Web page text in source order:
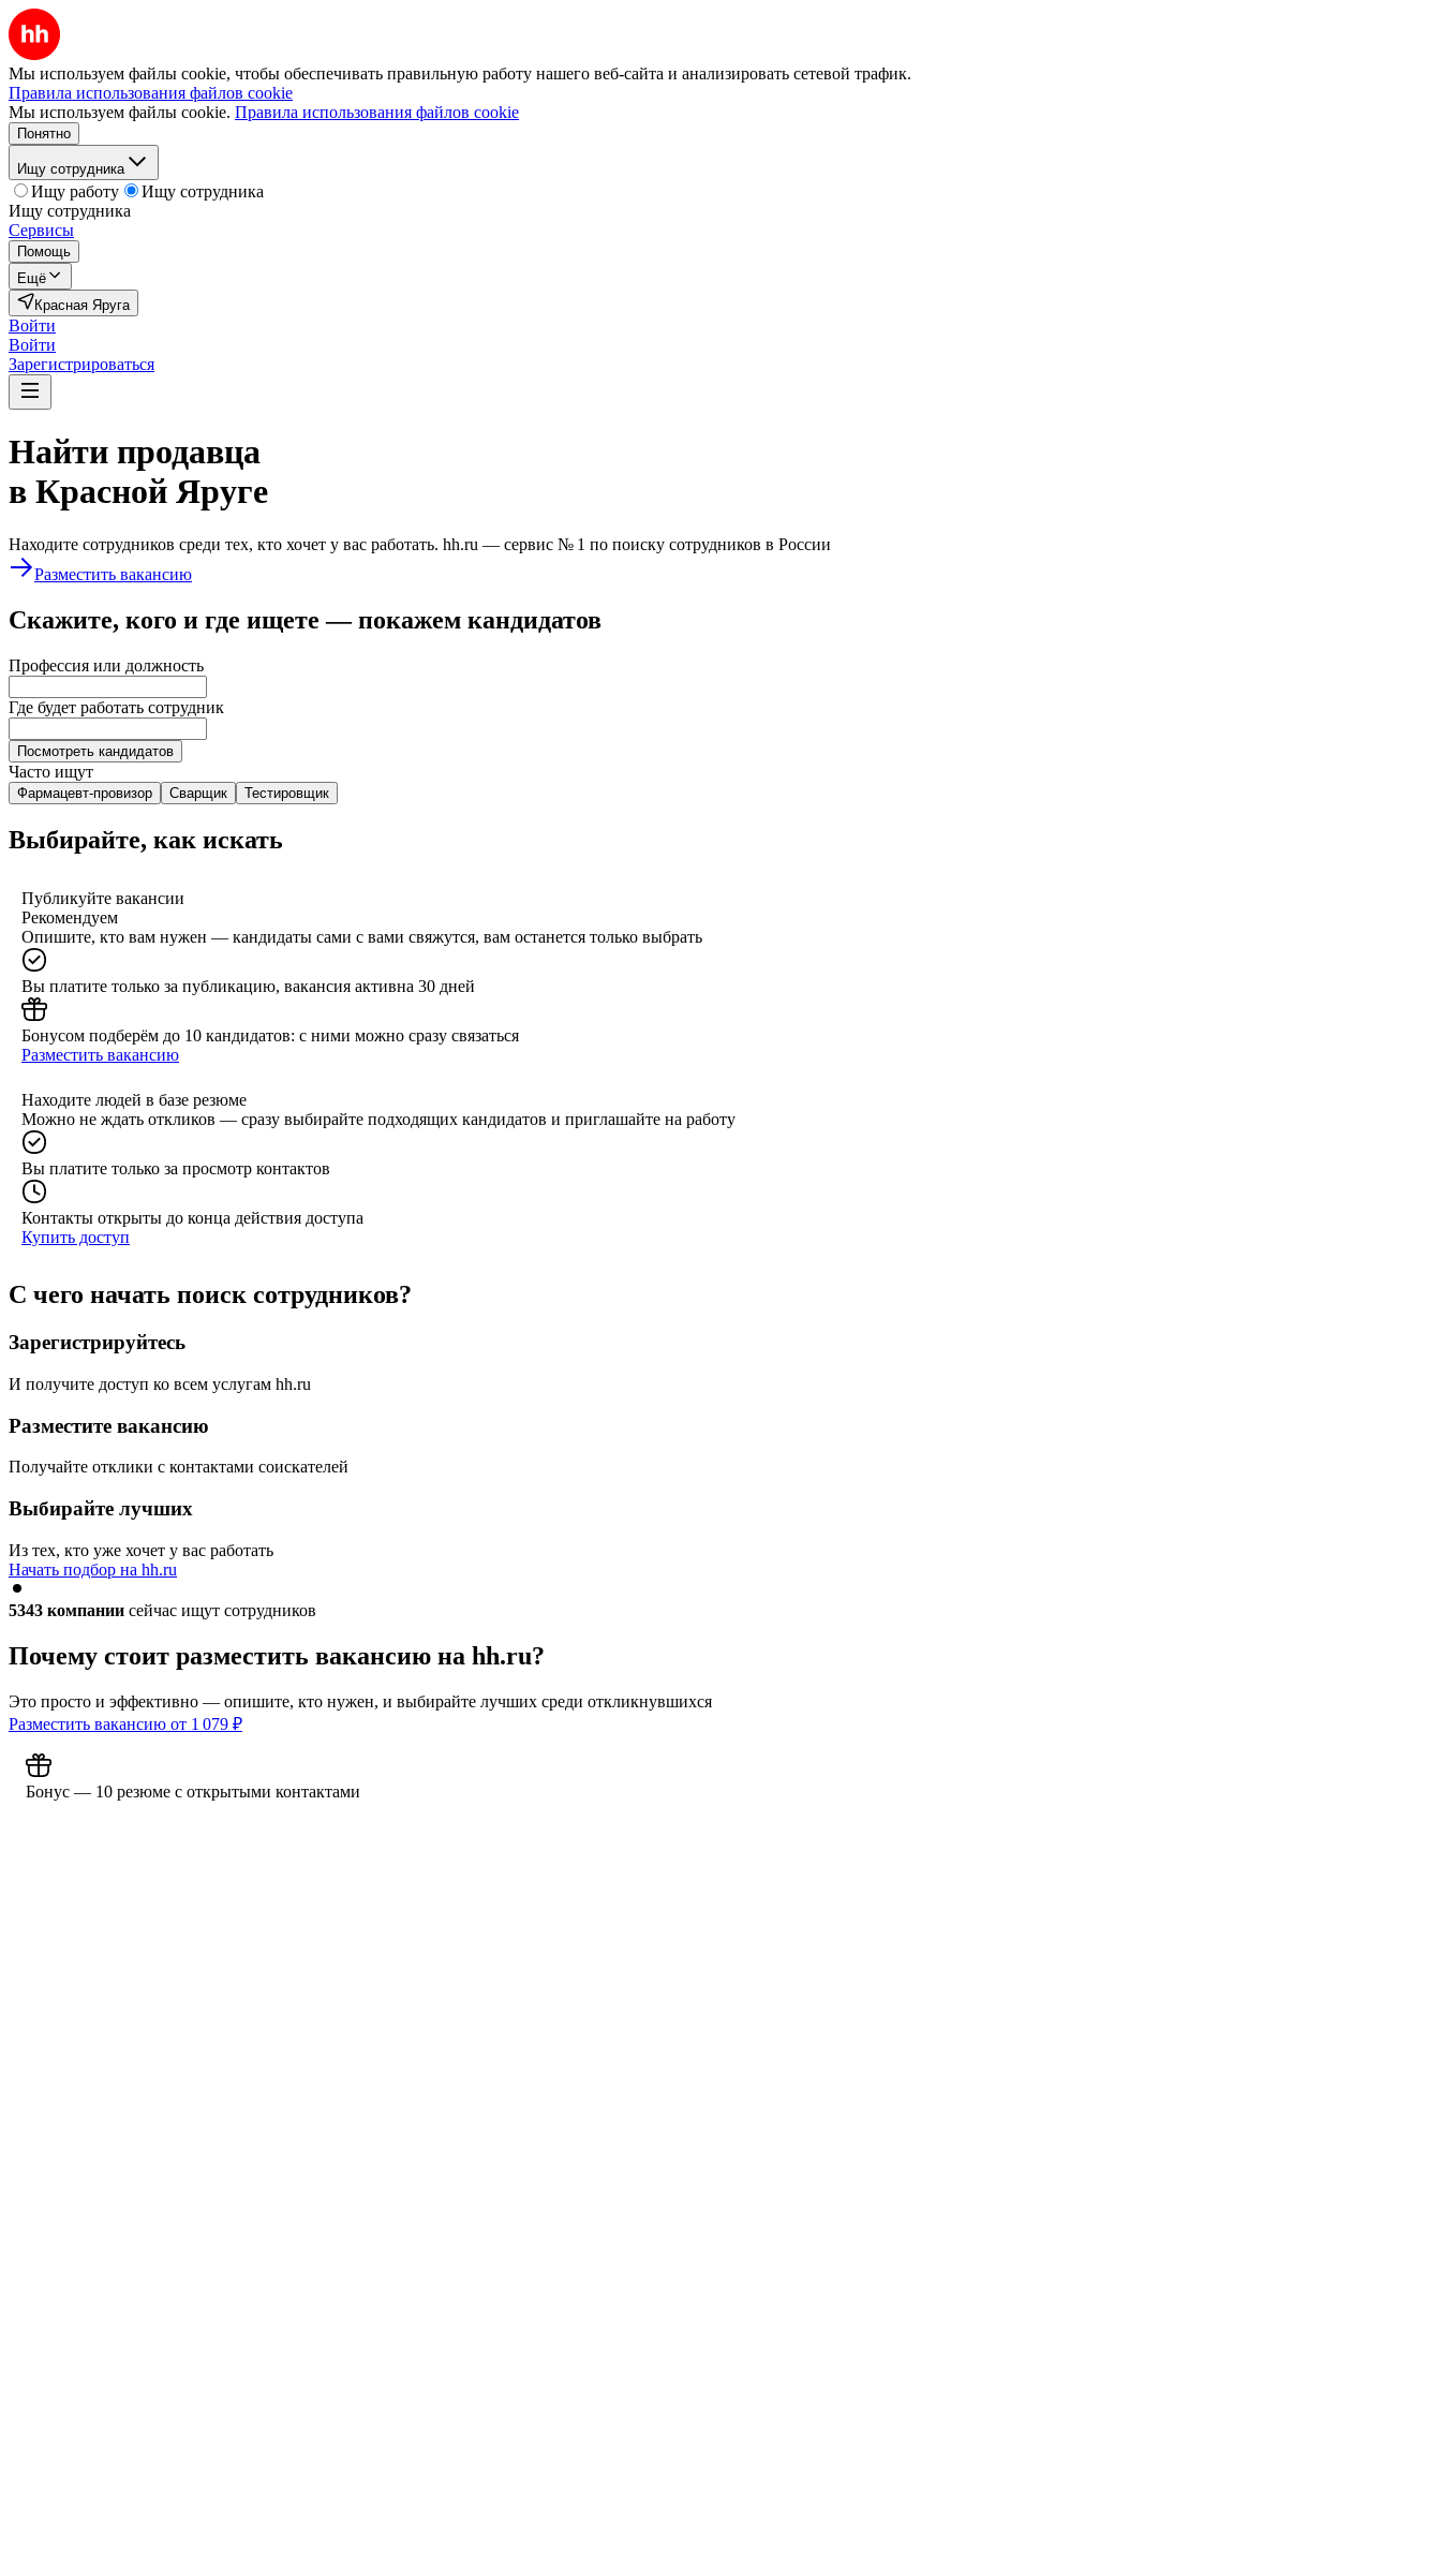
Мы используем файлы cookie, чтобы обеспечивать правильную работу нашего веб-сайта и анализировать сетевой трафик.
Правила использования файлов cookie
Мы используем файлы cookie. Правила использования файлов cookie
Понятно
Ищу сотрудника
Ищу работу
Ищу сотрудника
Ищу сотрудника
Сервисы
Помощь
Ещё
Красная Яруга
Войти
Войти
Зарегистрироваться
Найти продавца
в Красной Яруге
Находите сотрудников среди тех, кто хочет у вас работать. hh.ru — сервис № 1 по поиску сотрудников в России
Разместить вакансию
Скажите, кого и где ищете — покажем кандидатов
Профессия или должность
Где будет работать сотрудник
Посмотреть кандидатов
Часто ищут
Фармацевт-провизор Сварщик Тестировщик
Выбирайте, как искать
Публикуйте вакансии
Рекомендуем
Опишите, кто вам нужен — кандидаты сами с вами свяжутся, вам останется только выбрать
Вы платите только за публикацию, вакансия активна 30 дней
Бонусом подберём до 10 кандидатов: с ними можно сразу связаться
Разместить вакансию
Находите людей в базе резюме
Можно не ждать откликов — сразу выбирайте подходящих кандидатов и приглашайте на работу
Вы платите только за просмотр контактов
Контакты открыты до конца действия доступа
Купить доступ
С чего начать поиск сотрудников?
Зарегистрируйтесь
И получите доступ ко всем услугам hh.ru
Разместите вакансию
Получайте отклики с контактами соискателей
Выбирайте лучших
Из тех, кто уже хочет у вас работать
Начать подбор на hh.ru
5343 компании сейчас ищут сотрудников
Почему стоит разместить вакансию на hh.ru?
Это просто и эффективно — опишите, кто нужен, и выбирайте лучших среди откликнувшихся
Разместить вакансию от 1 079 ₽
Бонус — 10 резюме с открытыми контактами